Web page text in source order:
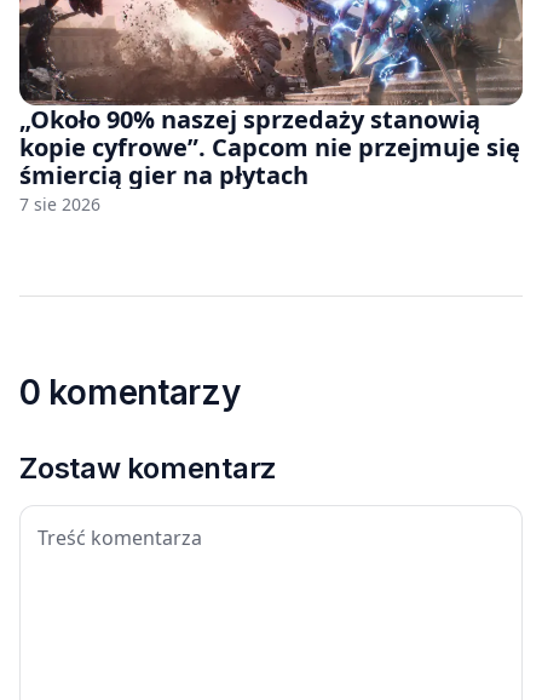
„Około 90% naszej sprzedaży stanowią
kopie cyfrowe”. Capcom nie przejmuje się
śmiercią gier na płytach
7 sie 2026
0 komentarzy
Zostaw komentarz